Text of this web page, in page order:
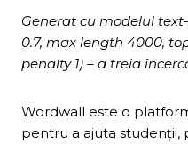
Generat cu modelul
0.7, max length 4000,
penalty 1) – a treia
Wordwall este o
pentru a ajuta studenții,